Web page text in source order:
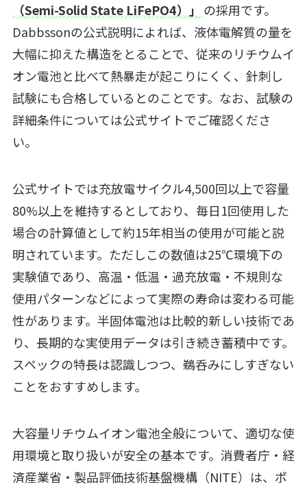
（Semi-Solid State LiFePO4）」 の採用です。
Dabbssonの公式説明によれば、液体電解質の量を
大幅に抑えた構造をとることで、従来のリチウムイ
オン電池と比べて熱暴走が起こりにくく、針刺し
試験にも合格しているとのことです。なお、試験の
詳細条件については公式サイトでご確認くださ
い。
公式サイトでは充放電サイクル4,500回以上で容量
80%以上を維持するとしており、毎日1回使用した
場合の計算値として約15年相当の使用が可能と説
明されています。ただしこの数値は25℃環境下の
実験値であり、高温・低温・過充放電・不規則な
使用パターンなどによって実際の寿命は変わる可能
性があります。半固体電池は比較的新しい技術であ
り、長期的な実使用データは引き続き蓄積中です。
スペックの特長は認識しつつ、鵜呑みにしすぎない
ことをおすすめします。
大容量リチウムイオン電池全般について、適切な使
用環境と取り扱いが安全の基本です。消費者庁・経
済産業省・製品評価技術基盤機構（NITE）は、ポ